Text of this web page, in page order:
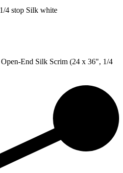
4 stop Silk white
End Silk Scrim (24 x 36", 1/4